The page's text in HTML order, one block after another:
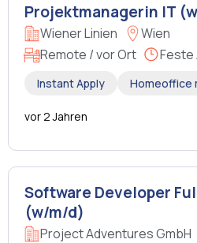
Projektmanagerin IT
Wiener Linien
Wien
Remote / vor Ort
Feste
Instant Apply Homeoffice
vor 2 Jahren
Software Developer
(w/m/d)
Project Adventures GmbH